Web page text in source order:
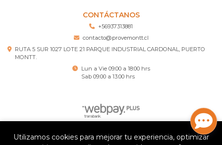
CONTÁCTANOS
+56937313881
contacto@provemontt.cl
RUTA 5 SUR 1027 LOTE 21 PARQUE INDUSTRIAL CARDONAL, PUERTO
MONTT.
Lun a Vie 09:00 a 18:00 hrs
Sab 09:00 a 13:00 hrs
Utilizamos cookies para mejorar tu experiencia, optimizar